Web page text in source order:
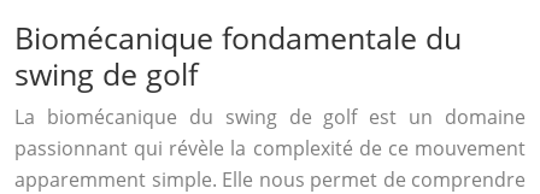
Biomécanique fondamentale du
swing de golf
La biomécanique du swing de golf est un domaine
passionnant qui révèle la complexité de ce mouvement
apparemment simple. Elle nous permet de comprendre